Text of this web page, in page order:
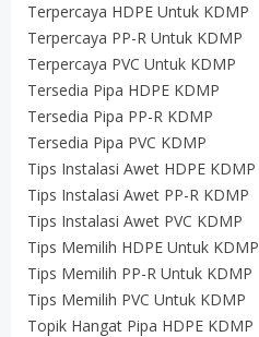
Terpercaya HDPE Untuk KDMP
Terpercaya PP-R Untuk KDMP
Terpercaya PVC Untuk KDMP
Tersedia Pipa HDPE KDMP
Tersedia Pipa PP-R KDMP
Tersedia Pipa PVC KDMP
Tips Instalasi Awet HDPE KDMP
Tips Instalasi Awet PP-R KDMP
Tips Instalasi Awet PVC KDMP
Tips Memilih HDPE Untuk KDMP
Tips Memilih PP-R Untuk KDMP
Tips Memilih PVC Untuk KDMP
Topik Hangat Pipa HDPE KDMP